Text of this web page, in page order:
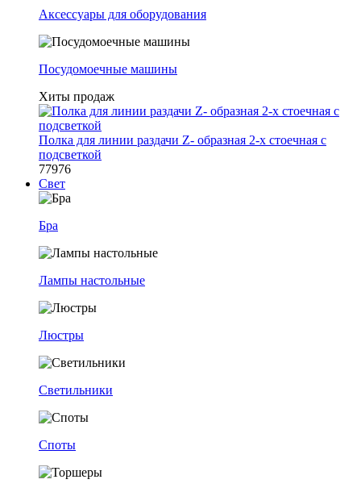
Аксессуары для оборудования
Посудомоечные машины
Хиты продаж
Полка для линии раздачи Z- образная 2-х стоечная с
подсветкой
77976
Свет
Бра
Лампы настольные
Люстры
Светильники
Споты